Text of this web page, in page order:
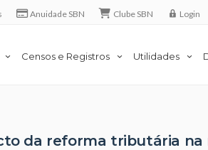
Anuidade SBN Clube SBN Login
Censos e Registros Utilidades
da reforma tributária na